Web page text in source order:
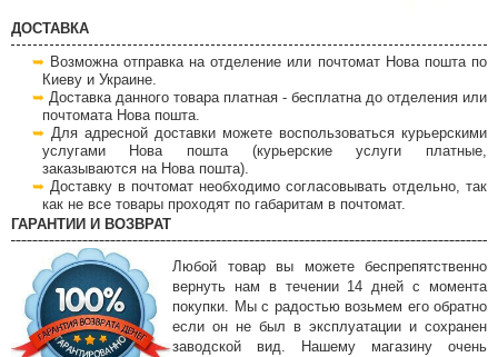
ДОСТАВКА
Возможна отправка на отделение или почтомат Нова пошта по
Киеву и Украине.
Доставка данного товара платная - бесплатна до отделения или
почтомата Нова пошта.
Для адресной доставки можете воспользоваться курьерскими
услугами Нова пошта (курьерские услуги платные,
заказываются на Нова пошта).
Доставку в почтомат необходимо согласовывать отдельно, так
как не все товары проходят по габаритам в почтомат.
ГАРАНТИИ И ВОЗВРАТ
Любой товар вы можете беспрепятственно
вернуть нам в течении 14 дней с момента
покупки. Мы с радостью возьмем его обратно
если он не был в эксплуатации и сохранен
заводской вид. Нашему магазину очень